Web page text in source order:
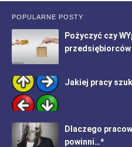
POPULARNE POSTY
Pożyczyć czy
Jakiej pracy
Dlaczego
powinni…*